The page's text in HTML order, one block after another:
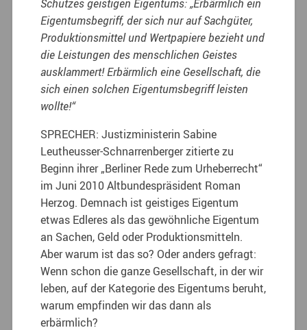
Schutzes geistigen Eigentums: „Erbärmlich ein
Eigentumsbegriff, der sich nur auf Sachgüter,
Produktionsmittel und Wertpapiere bezieht und
die Leistungen des menschlichen Geistes
ausklammert! Erbärmlich eine Gesellschaft, die
sich einen solchen Eigentumsbegriff leisten
wollte!“
SPRECHER: Justizministerin Sabine
Leutheusser-Schnarrenberger zitierte zu
Beginn ihrer „Berliner Rede zum Urheberrecht“
im Juni 2010 Altbundespräsident Roman
Herzog. Demnach ist geistiges Eigentum
etwas Edleres als das gewöhnliche Eigentum
an Sachen, Geld oder Produktionsmitteln.
Aber warum ist das so? Oder anders gefragt:
Wenn schon die ganze Gesellschaft, in der wir
leben, auf der Kategorie des Eigentums beruht,
warum empfinden wir das dann als
erbärmlich?